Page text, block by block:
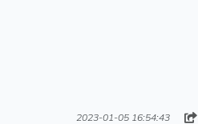
2023-01-05 16:54:43